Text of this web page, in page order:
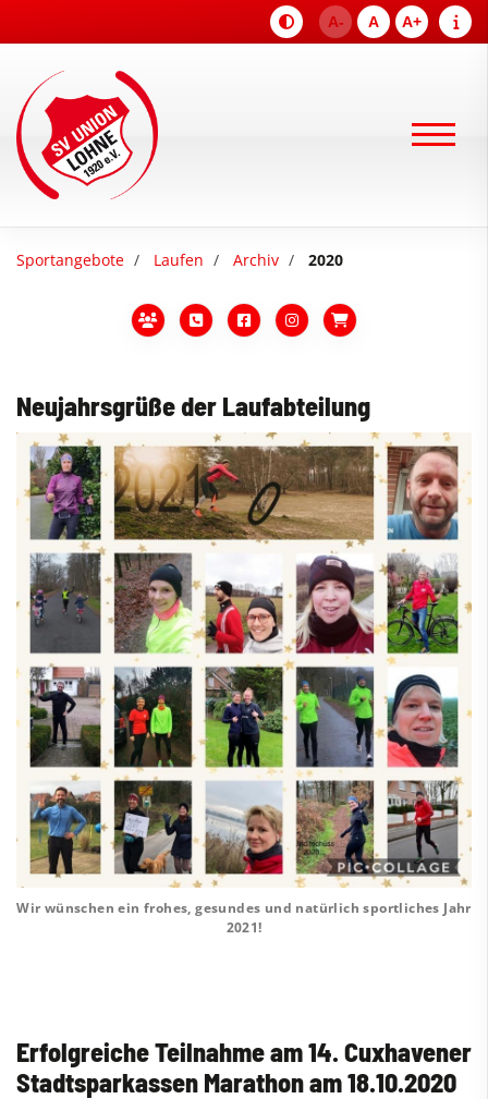
A- A A+
Sportangebote Laufen Archiv 2020
Neujahrsgrüße der Laufabteilung
Wir wünschen ein frohes, gesundes und natürlich sportliches Jahr
2021!
Erfolgreiche Teilnahme am 14. Cuxhavener
Stadtsparkassen Marathon am 18.10.2020